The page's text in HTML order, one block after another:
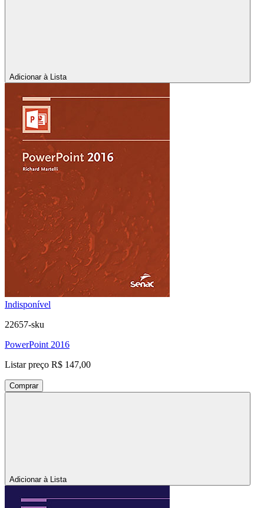
Adicionar à Lista
Indisponível
22657-sku
PowerPoint 2016
Listar preço R$ 147,00
Comprar
Adicionar à Lista